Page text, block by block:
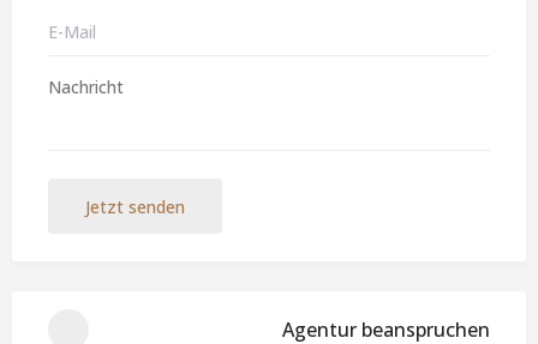
Jetzt senden
Agentur beanspruchen